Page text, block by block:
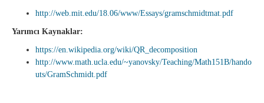
http://web.mit.edu/18.06/www/Essays/gramschmidtmat.pdf
Yarımcı Kaynaklar:
https://en.wikipedia.org/wiki/QR_decomposition
http://www.math.ucla.edu/~yanovsky/Teaching/Math151B/hando
uts/GramSchmidt.pdf